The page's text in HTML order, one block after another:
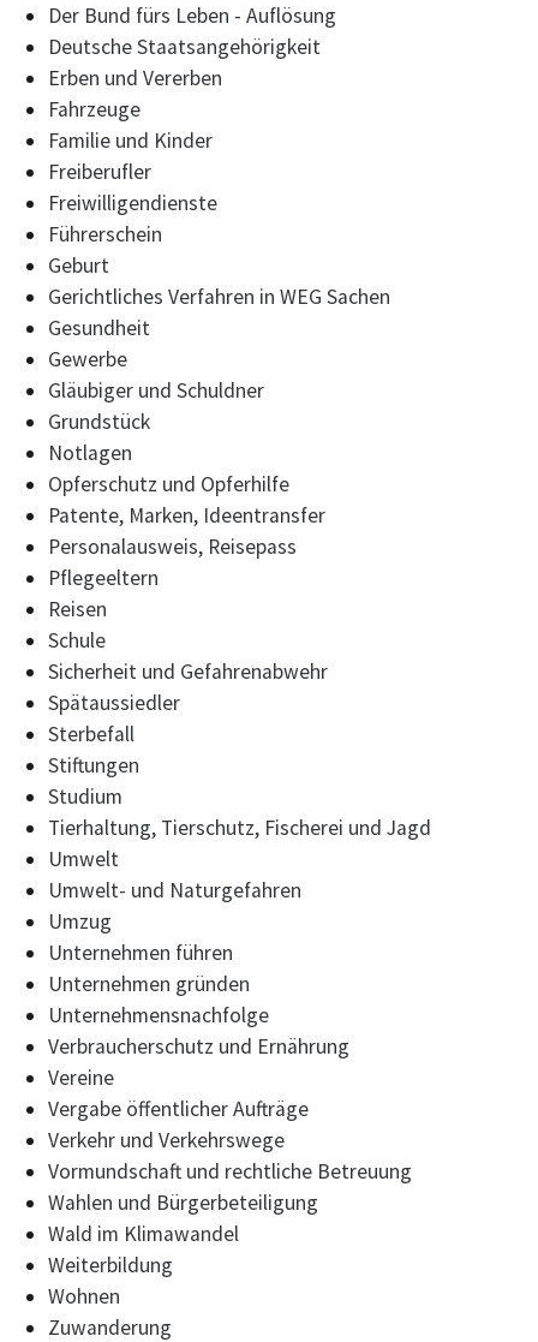
Der Bund fürs Leben - Auflösung
Deutsche Staatsangehörigkeit
Erben und Vererben
Fahrzeuge
Familie und Kinder
Freiberufler
Freiwilligendienste
Führerschein
Geburt
Gerichtliches Verfahren in WEG Sachen
Gesundheit
Gewerbe
Gläubiger und Schuldner
Grundstück
Notlagen
Opferschutz und Opferhilfe
Patente, Marken, Ideentransfer
Personalausweis, Reisepass
Pflegeeltern
Reisen
Schule
Sicherheit und Gefahrenabwehr
Spätaussiedler
Sterbefall
Stiftungen
Studium
Tierhaltung, Tierschutz, Fischerei und Jagd
Umwelt
Umwelt- und Naturgefahren
Umzug
Unternehmen führen
Unternehmen gründen
Unternehmensnachfolge
Verbraucherschutz und Ernährung
Vereine
Vergabe öffentlicher Aufträge
Verkehr und Verkehrswege
Vormundschaft und rechtliche Betreuung
Wahlen und Bürgerbeteiligung
Wald im Klimawandel
Weiterbildung
Wohnen
Zuwanderung